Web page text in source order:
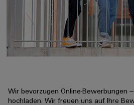
Wir bevorzugen Online-Bewerbungen
hochladen. Wir freuen uns auf Ihre